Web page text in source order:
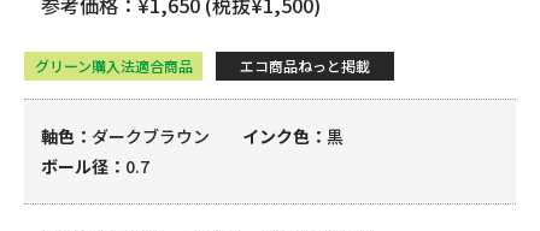
グリーン購入法適合商品 エコ商品ねっと掲載
軸色 ダークブラウン インク色
黒
ボール径
0.7